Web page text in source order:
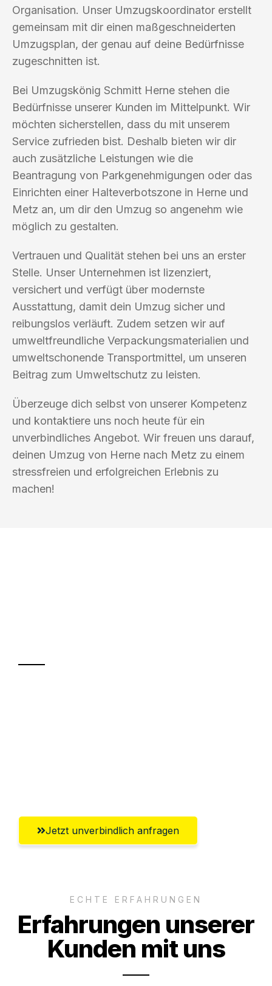
Organisation. Unser Umzugskoordinator erstellt
gemeinsam mit dir einen maßgeschneiderten
Umzugsplan, der genau auf deine Bedürfnisse
zugeschnitten ist.
Bei Umzugskönig Schmitt Herne stehen die
Bedürfnisse unserer Kunden im Mittelpunkt. Wir
möchten sicherstellen, dass du mit unserem
Service zufrieden bist. Deshalb bieten wir dir
auch zusätzliche Leistungen wie die
Beantragung von Parkgenehmigungen oder das
Einrichten einer Halteverbotszone in Herne und
Metz an, um dir den Umzug so angenehm wie
möglich zu gestalten.
Vertrauen und Qualität stehen bei uns an erster
Stelle. Unser Unternehmen ist lizenziert,
versichert und verfügt über modernste
Ausstattung, damit dein Umzug sicher und
reibungslos verläuft. Zudem setzen wir auf
umweltfreundliche Verpackungsmaterialien und
umweltschonende Transportmittel, um unseren
Beitrag zum Umweltschutz zu leisten.
Überzeuge dich selbst von unserer Kompetenz
und kontaktiere uns noch heute für ein
unverbindliches Angebot. Wir freuen uns darauf,
deinen Umzug von Herne nach Metz zu einem
stressfreien und erfolgreichen Erlebnis zu
machen!
Jetzt unverbindlich anfragen
ECHTE ERFAHRUNGEN
Erfahrungen unserer
Kunden mit uns